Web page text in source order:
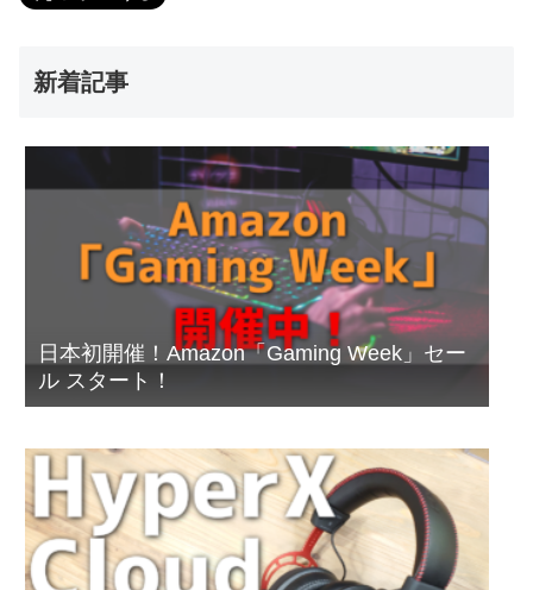
新着記事
日本初開催！Amazon「Gaming Week」セー
ル スタート！